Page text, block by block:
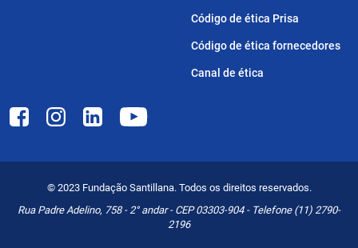
Código de ética Prisa
Código de ética fornecedores
Canal de ética
© 2023 Fundação Santillana. Todos os direitos reservados.
Rua Padre Adelino, 758 - 2° andar - CEP 03303-904 - Telefone (11) 2790-
2196